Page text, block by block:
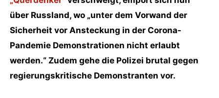
über Russland, wo „unter dem Vorwand der
Sicherheit vor Ansteckung in der Corona-
Pandemie Demonstrationen nicht erlaubt
werden.“ Zudem gehe die Polizei brutal gegen
regierungskritische Demonstranten vor.